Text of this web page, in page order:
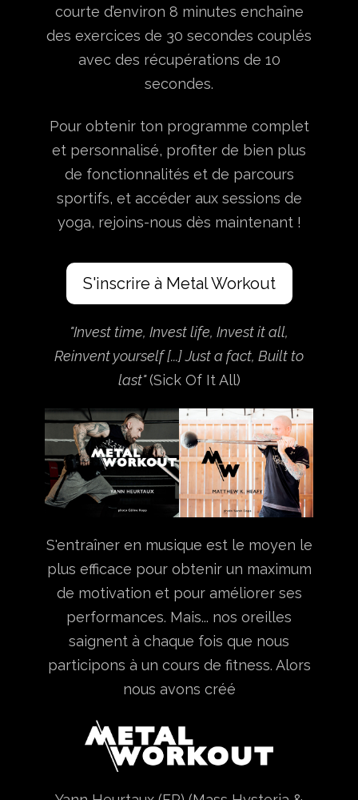
courte d’environ 8 minutes enchaîne
des exercices de 30 secondes couplés
avec des récupérations de 10
secondes.
Pour obtenir ton programme complet
et personnalisé, profiter de bien plus
de fonctionnalités et de parcours
sportifs, et accéder aux sessions de
yoga, rejoins-nous dès maintenant !
S'inscrire à Metal Workout
"Invest time, Invest life, Invest it all,
Reinvent yourself [...] Just a fact, Built to
last"(Sick Of It All)
S'entraîner en musique est le moyen le
plus efficace pour obtenir un maximum
de motivation et pour améliorer ses
performances. Mais... nos oreilles
saignent à chaque fois que nous
participons à un cours de fitness. Alors
nous avons créé